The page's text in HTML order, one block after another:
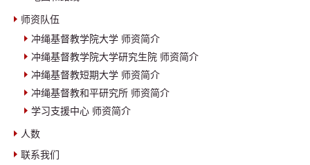
师资队伍
冲绳基督教学院大学 师资简介
冲绳基督教学院大学研究生院 师资简介
冲绳基督教短期大学 师资简介
冲绳基督教和平研究所 师资简介
学习支援中心 师资简介
人数
联系我们